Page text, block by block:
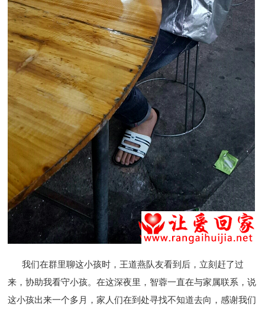
我们在群里聊这小孩时，王道燕队友看到后，立刻赶了过
来，协助我看守小孩。在这深夜里，智蓉一直在与家属联系，说
这小孩出来一个多月，家人们在到处寻找不知道去向，感谢我们